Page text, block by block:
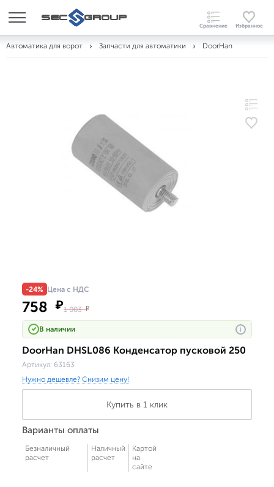
Автоматика для ворот Запчасти для автоматики DoorHan
-24% Цена с НДС
758 ₽1 003₽
В наличии i
DoorHan DHSL086 Конденсатор пусковой 250
Артикул: 63163
Нужно дешевле? Снизим цену!
Купить в 1 клик
Варианты оплаты
Безналичный
расчет
Наличный
расчет
Картой
на
сайте